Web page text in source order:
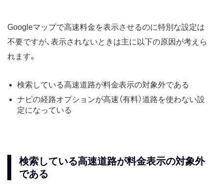
Googleマップで高速料金を表示させるのに特別な設定は
不要ですが、表示されないときは主に以下の原因が考えら
れます。
検索している高速道路が料金表示の対象外である
ナビの経路オプションが高速（有料）道路を使わない設
定になっている
検索している高速道路が料金表示の対象外
である